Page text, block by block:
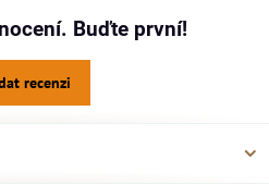
Buďte první!
recenzi